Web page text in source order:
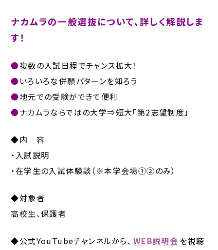
ナカムラの一般選抜について、詳しく解説しま
す！
●複数の入試日程でチャンス拡大！
●いろいろな併願パターンを知ろう
●地元での受験ができて便利
●ナカムラならではの大学⇒短大「第2志望制度」
◆内 容
・入試説明
・在学生の入試体験談（※本学会場①②のみ）
◆対象者
高校生、保護者
◆公式YouTubeチャンネルから、 WEB説明会 を視聴